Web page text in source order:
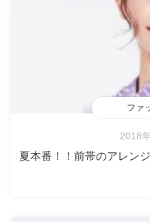
ファ
2018
夏本番！！前帯のアレン